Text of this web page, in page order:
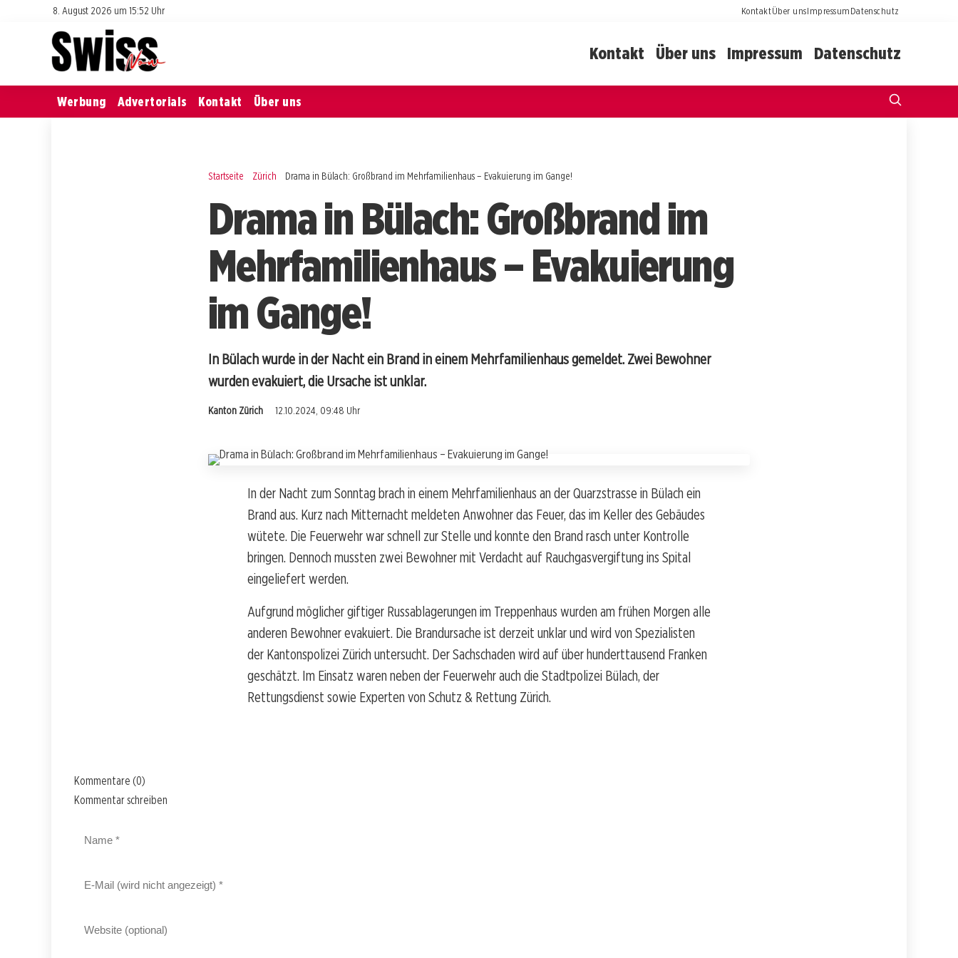
8. August 2026 um 15:52 Uhr KontaktÜber unsImpressumDatenschutz
Kontakt Über uns Impressum Datenschutz
Werbung Advertorials Kontakt Über uns
Startseite Zürich Drama in Bülach: Großbrand im Mehrfamilienhaus – Evakuierung im Gange!
Drama in Bülach: Großbrand im
Mehrfamilienhaus – Evakuierung
im Gange!
In Bülach wurde in der Nacht ein Brand in einem Mehrfamilienhaus gemeldet. Zwei Bewohner
wurden evakuiert, die Ursache ist unklar.
Kanton Zürich 12.10.2024, 09:48 Uhr
In der Nacht zum Sonntag brach in einem Mehrfamilienhaus an der Quarzstrasse in Bülach ein
Brand aus. Kurz nach Mitternacht meldeten Anwohner das Feuer, das im Keller des Gebäudes
wütete. Die Feuerwehr war schnell zur Stelle und konnte den Brand rasch unter Kontrolle
bringen. Dennoch mussten zwei Bewohner mit Verdacht auf Rauchgasvergiftung ins Spital
eingeliefert werden.
Aufgrund möglicher giftiger Russablagerungen im Treppenhaus wurden am frühen Morgen alle
anderen Bewohner evakuiert. Die Brandursache ist derzeit unklar und wird von Spezialisten
der Kantonspolizei Zürich untersucht. Der Sachschaden wird auf über hunderttausend Franken
geschätzt. Im Einsatz waren neben der Feuerwehr auch die Stadtpolizei Bülach, der
Rettungsdienst sowie Experten von Schutz & Rettung Zürich.
Kommentare (0)
Kommentar schreiben